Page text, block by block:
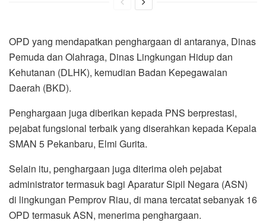
OPD yang mendapatkan penghargaan di antaranya, Dinas
Pemuda dan Olahraga, Dinas Lingkungan Hidup dan
Kehutanan (DLHK), kemudian Badan Kepegawaian
Daerah (BKD).
Penghargaan juga diberikan kepada PNS berprestasi,
pejabat fungsional terbaik yang diserahkan kepada Kepala
SMAN 5 Pekanbaru, Elmi Gurita.
Selain itu, penghargaan juga diterima oleh pejabat
administrator termasuk bagi Aparatur Sipil Negara (ASN)
di lingkungan Pemprov Riau, di mana tercatat sebanyak 16
OPD termasuk ASN, menerima penghargaan.